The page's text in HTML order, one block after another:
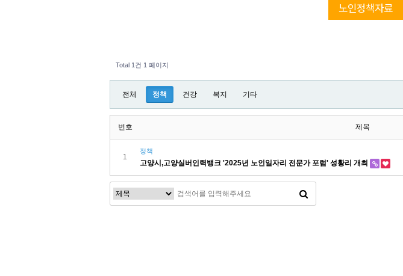
노인정책자료
Total 1건 1 페이지
전체 정책 건강 복지 기타
번호 제목
1
정책
고양시,고양실버인력뱅크 '2025년 노인일자리 전문가 포럼' 성황리 개최